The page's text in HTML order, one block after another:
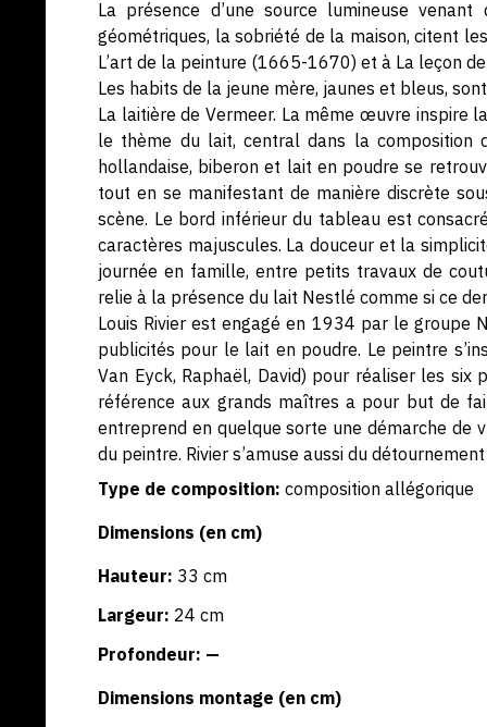
La présence d’une source lumineuse
géométriques, la sobriété de la maison, citent
L’art de la peinture (1665-1670) et à La leçon
Les habits de la jeune mère, jaunes et bleus,
La laitière de Vermeer. La même œuvre inspire
le thème du lait, central dans la composition
hollandaise, biberon et lait en poudre se
tout en se manifestant de manière discrète
scène. Le bord inférieur du tableau est
caractères majuscules. La douceur et la
journée en famille, entre petits travaux de
relie à la présence du lait Nestlé comme si ce
Louis Rivier est engagé en 1934 par le groupe
publicités pour le lait en poudre. Le peintre
Van Eyck, Raphaël, David) pour réaliser les six
référence aux grands maîtres a pour but de
entreprend en quelque sorte une démarche de
du peintre. Rivier s’amuse aussi du
Type de composition: composition allégorique
Dimensions (en cm)
Hauteur: 33 cm
Largeur: 24 cm
Profondeur: —
Dimensions montage (en cm)